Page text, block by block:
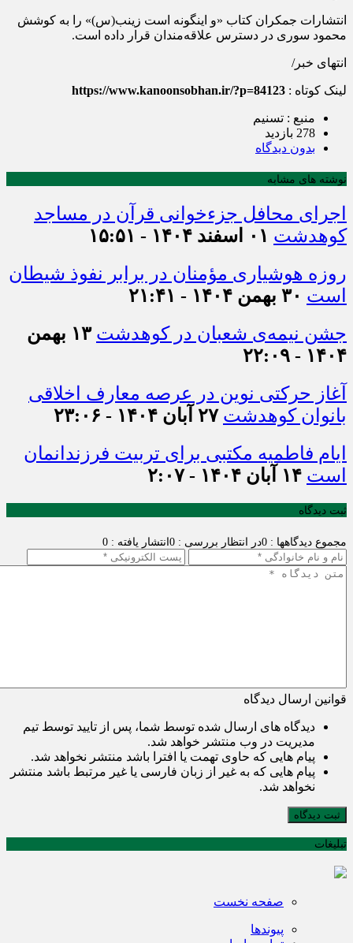
انتشارات جمکران کتاب «و اینگونه است زینب(س)» را به کوشش
محمود سوری در دسترس علاقه‌مندان قرار داده است.
انتهای خبر/
لینک کوتاه : https://www.kanoonsobhan.ir/?p=84123
منبع : تسنیم
278 بازدید
بدون دیدگاه
نوشته های مشابه
اجرای محافل جزءخوانی قرآن در مساجد
کوهدشت ۰۱ اسفند ۱۴۰۴ - ۱۵:۵۱
روزه هوشیاری مؤمنان در برابر نفوذ شیطان
است ۳۰ بهمن ۱۴۰۴ - ۲۱:۴۱
جشن نیمه‌ی شعبان در کوهدشت
۱۳ بهمن
۱۴۰۴ - ۲۲:۰۹
آغاز حرکتی نوین در عرصه معارف اخلاقی
بانوان کوهدشت ۲۷ آبان ۱۴۰۴ - ۲۳:۰۶
ایام فاطمیه مکتبی برای تربیت فرزندانمان
است ۱۴ آبان ۱۴۰۴ - ۲:۰۷
ثبت دیدگاه
مجموع دیدگاهها : 0 در انتظار بررسی : 0 انتشار یافته : 0
قوانین ارسال دیدگاه
دیدگاه های ارسال شده توسط شما، پس از تایید توسط تیم
مدیریت در وب منتشر خواهد شد.
پیام هایی که حاوی تهمت یا افترا باشد منتشر نخواهد شد.
پیام هایی که به غیر از زبان فارسی یا غیر مرتبط باشد منتشر
نخواهد شد.
ثبت دیدگاه
تبلیغات
صفحه نخست
پیوندها